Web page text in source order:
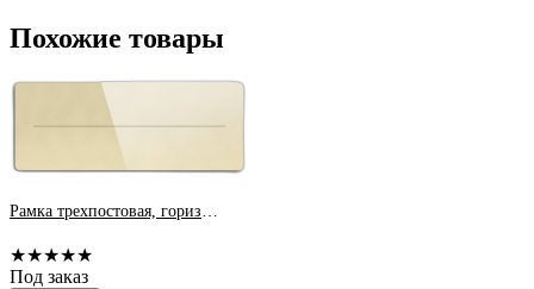
Похожие товары
★★★★★
Под заказ